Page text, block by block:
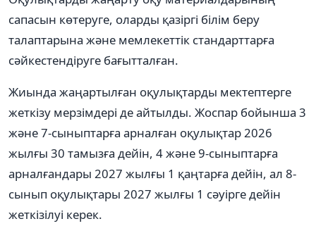
сапасын көтеруге, оларды қазіргі білім беру
талаптарына және мемлекеттік стандарттарға
сәйкестендіруге бағытталған.
Жиында жаңартылған оқулықтарды мектептерге
жеткізу мерзімдері де айтылды. Жоспар бойынша 3
және 7-сыныптарға арналған оқулықтар 2026
жылғы 30 тамызға дейін, 4 және 9-сыныптарға
арналғандары 2027 жылғы 1 қаңтарға дейін, ал 8-
сынып оқулықтары 2027 жылғы 1 сәуірге дейін
жеткізілуі керек.